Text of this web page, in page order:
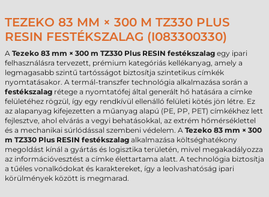
TEZEKO 83 MM × 300 M TZ330 PLUS
RESIN FESTÉKSZALAG (I083300330)
A Tezeko 83 mm × 300 m TZ330 Plus RESIN festékszalag egy ipari
felhasználásra tervezett, prémium kategóriás kellékanyag, amely a
legmagasabb szintű tartósságot biztosítja szintetikus címkék
nyomtatásakor. A termál-transzfer technológia alkalmazása során a
festékszalag rétege a nyomtatófej által generált hő hatására a címke
felületéhez rögzül, így egy rendkívül ellenálló felületi kötés jön létre. Ez
az alapanyag kifejezetten a műanyag alapú (PE, PP, PET) címkékhez lett
fejlesztve, ahol elvárás a vegyi behatásokkal, az extrém hőmérséklettel
és a mechanikai súrlódással szembeni védelem. A Tezeko 83 mm × 300
m TZ330 Plus RESIN festékszalag alkalmazása költséghatékony
megoldást kínál a gyártás és logisztika területén, mivel megakadályozza
az információvesztést a címke élettartama alatt. A technológia biztosítja
a tűéles vonalkódokat és karaktereket, így a leolvashatóság ipari
körülmények között is megmarad.